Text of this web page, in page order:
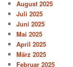
August 2025
Juli 2025
Juni 2025
Mai 2025
April 2025
März 2025
Februar 2025